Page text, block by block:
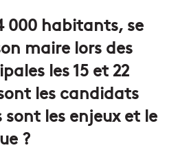
000 habitants, se
maire lors des
les 15 et 22
les candidats
sont les enjeux et le
?